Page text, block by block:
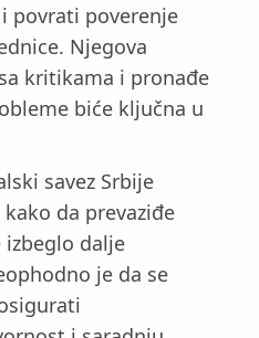
povrati poverenje
Njegova
kritikama i pronađe
biće ključna u
savez Srbije
da prevaziđe
dalje
je da se